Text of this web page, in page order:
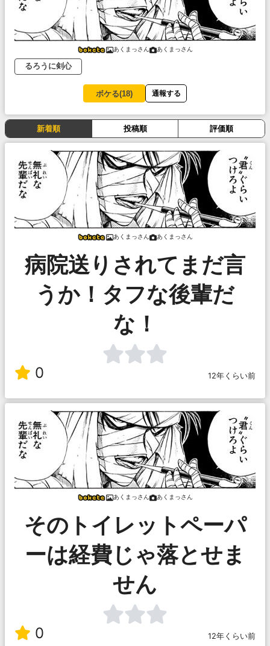
あくまっさん あくまっさん
るろうに剣心
ボケる(18) 通報する
新着順 投稿順 評価順
あくまっさん あくまっさん
病院送りされてまだ言
うか！タフな後輩だ
な！
0 12年くらい前
あくまっさん あくまっさん
そのトイレットペーパ
ーは経費じゃ落とせま
せん
0 12年くらい前